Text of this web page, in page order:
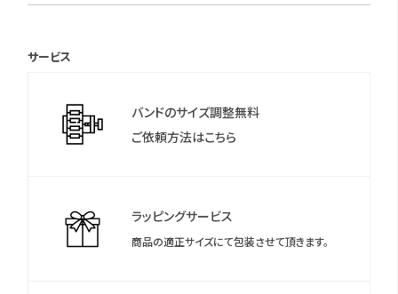
＊シチズンのウェブサイトより「MY CITIZEN」にお買い上げの腕時
利用いただけます。
サービス
バンドのサイズ調整無料
ご依頼方法はこちら
ラッピングサービス
商品の適正サイズにて包装させて頂きます。